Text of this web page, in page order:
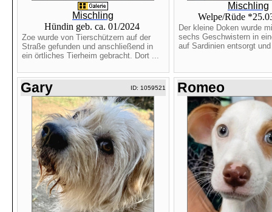
Mischling
Hündin geb. ca. 01/2024
Zoe wurde von Tierschützern auf der
Straße gefunden und anschließend in
ein örtliches Tierheim gebracht. Dort ...
Mischling
Welpe/Rüde
Der kleine Doken wurde
sechs Geschwistern in
auf Sardinien entsorgt
Gary ID: 1059521 Romeo